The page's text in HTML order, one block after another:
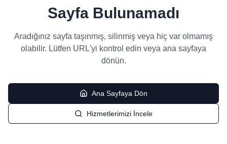
Sayfa Bulunamadı
Aradığınız sayfa taşınmış, silinmiş veya hiç var olmamış
olabilir. Lütfen URL'yi kontrol edin veya ana sayfaya
dönün.
Ana Sayfaya Dön
Hizmetlerimizi İncele